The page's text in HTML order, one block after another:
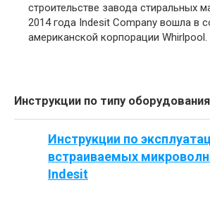
строительстве завода стиральных
2014 года Indesit Company вошла в
американской корпорации Whirlpool.
Инструкции по типу оборудования
Инструкции по
встраиваемых
Indesit